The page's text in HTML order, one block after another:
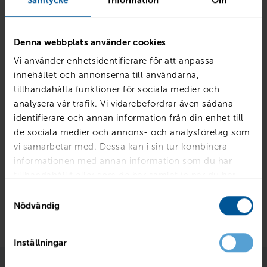
Denna webbplats använder cookies
Vi använder enhetsidentifierare för att anpassa
innehållet och annonserna till användarna,
tillhandahålla funktioner för sociala medier och
analysera vår trafik. Vi vidarebefordrar även sådana
identifierare och annan information från din enhet till
de sociala medier och annons- och analysföretag som
vi samarbetar med. Dessa kan i sin tur kombinera
informationen med annan information som du har
tillhandahållit eller som de har samlat in när du har
Nödvändig
Inställningar
Mjölby
07:00-18:00
Tornby
Svedengatan 4
013-35 57 00
07:00-18:00
07:00-16:00